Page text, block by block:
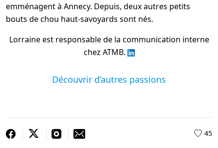
emménagent à Annecy. Depuis, deux autres petits
bouts de chou haut-savoyards sont nés.
Lorraine est responsable de la communication interne
chez ATMB.
Découvrir d’autres passions
45